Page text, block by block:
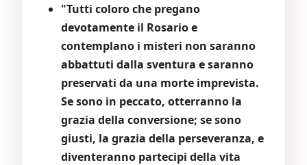
"Tutti coloro che pregano
devotamente il Rosario e
contemplano i misteri non saranno
abbattuti dalla sventura e saranno
preservati da una morte imprevista.
Se sono in peccato, otterranno la
grazia della conversione; se sono
giusti, la grazia della perseveranza, e
diventeranno partecipi della vita